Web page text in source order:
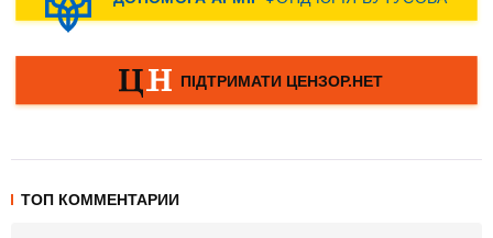
ТОП КОММЕНТАРИИ